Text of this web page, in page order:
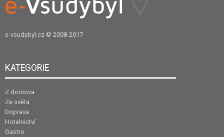
e-vsudybyl.cz © 2008-2017
KATEGORIE
Z domova
Ze světa
Doprava
Hotelnictví
Gastro